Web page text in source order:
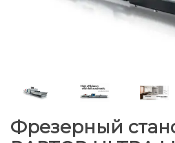
Фрезерный